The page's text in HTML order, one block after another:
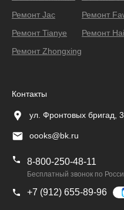
Ремонт Jac
Ремонт Tianye
Ремонт Zhongxing
Ремонт
Ремонт
Контакты
ул. Фронтовых бригад,
oooks@bk.ru
8-800-250-48-11
Бесплатный звонок по
+7 (912) 655-89-96